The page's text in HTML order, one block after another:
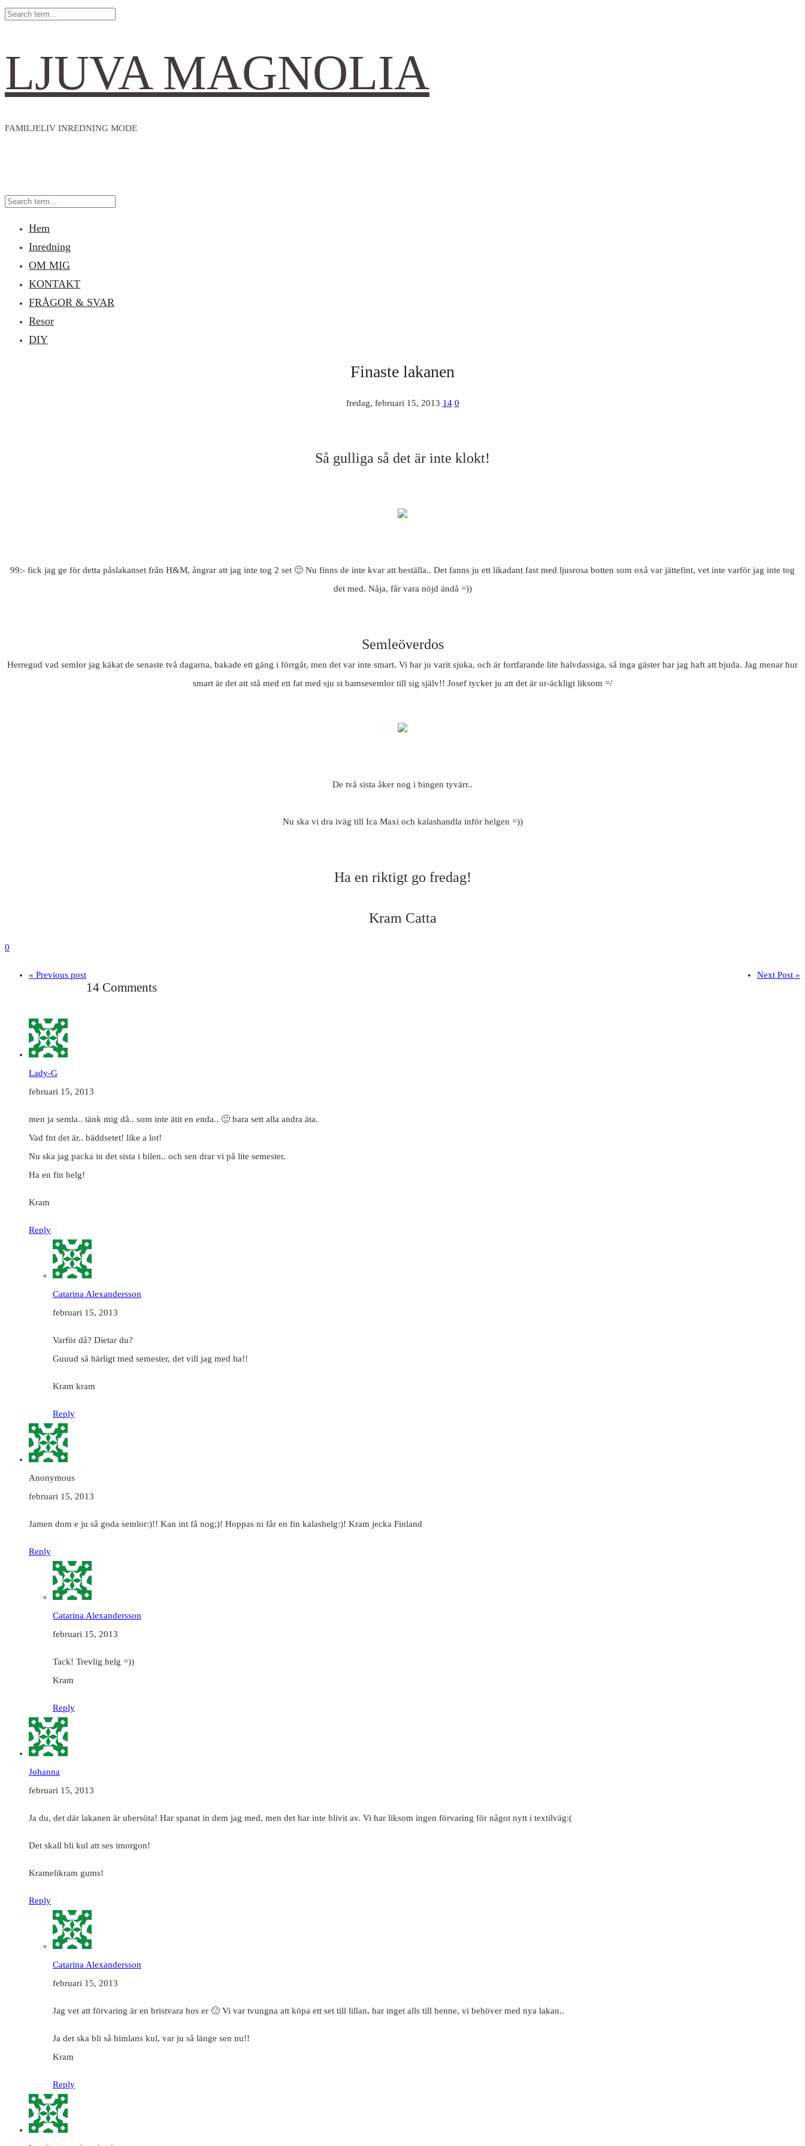
LJUVA MAGNOLIA
FAMILJELIV INREDNING MODE
Hem
Inredning
OM MIG
KONTAKT
FRÅGOR & SVAR
Resor
DIY
Finaste lakanen
fredag, februari 15, 2013 14 0
Så gulliga så det är inte klokt!
99:- fick jag ge för detta påslakanset från H&M, ångrar att jag inte tog 2 set 🙁 Nu finns de inte kvar att beställa.. Det fanns ju ett likadant fast med ljusrosa botten som oxå var jättefint, vet inte varför jag inte tog
det med. Nåja, får vara nöjd ändå =))
Semleöverdos
Herregud vad semlor jag käkat de senaste två dagarna, bakade ett gäng i förrgår, men det var inte smart. Vi har ju varit sjuka, och är fortfarande lite halvdassiga, så inga gäster har jag haft att bjuda. Jag menar hur
smart är det att stå med ett fat med sju st bamsesemlor till sig själv!! Josef tycker ju att det är ur-äckligt liksom =/
De två sista åker nog i bingen tyvärr..
Nu ska vi dra iväg till Ica Maxi och kalashandla inför helgen =))
Ha en riktigt go fredag!
Kram Catta
0
« Previous post Next Post »
14 Comments
Lady-G
februari 15, 2013
men ja semla.. tänk mig då.. som inte ätit en enda.. 🙁 bara sett alla andra äta.
Vad fnt det är.. bäddsetet! like a lot!
Nu ska jag packa in det sista i bilen.. och sen drar vi på lite semester.
Ha en fin helg!
Kram
Reply
Catarina Alexandersson
februari 15, 2013
Varför då? Dietar du?
Guuud så härligt med semester, det vill jag med ha!!
Kram kram
Reply
Anonymous
februari 15, 2013
Jamen dom e ju så goda semlor:)!! Kan int få nog;)! Hoppas ni får en fin kalashelg:)! Kram jecka Finland
Reply
Catarina Alexandersson
februari 15, 2013
Tack! Trevlig helg =))
Kram
Reply
Johanna
februari 15, 2013
Ja du, det där lakanen är ubersöta! Har spanat in dem jag med, men det har inte blivit av. Vi har liksom ingen förvaring för något nytt i textilväg:(
Det skall bli kul att ses imorgon!
Kramelikram gums!
Reply
Catarina Alexandersson
februari 15, 2013
Jag vet att förvaring är en bristvara hos er 🙁 Vi var tvungna att köpa ett set till lillan, har inget alls till henne, vi behöver med nya lakan..
Ja det ska bli så himlans kul, var ju så länge sen nu!!
Kram
Reply